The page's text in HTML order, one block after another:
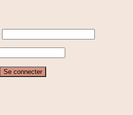
Se connecter